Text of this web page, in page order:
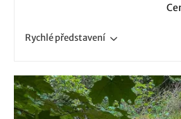
Rychlépředstavení